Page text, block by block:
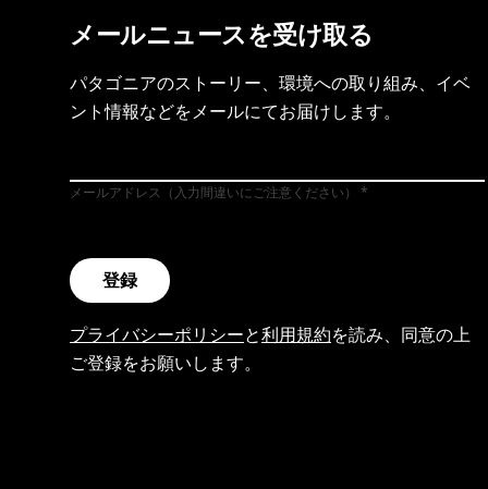
メールニュースを受け取る
パタゴニアのストーリー、環境への取り組み、イベ
ント情報などをメールにてお届けします。
メールアドレス（入力間違いにご注意ください）
登録
プライバシーポリシーと利用規約を読み、同意の上
ご登録をお願いします。